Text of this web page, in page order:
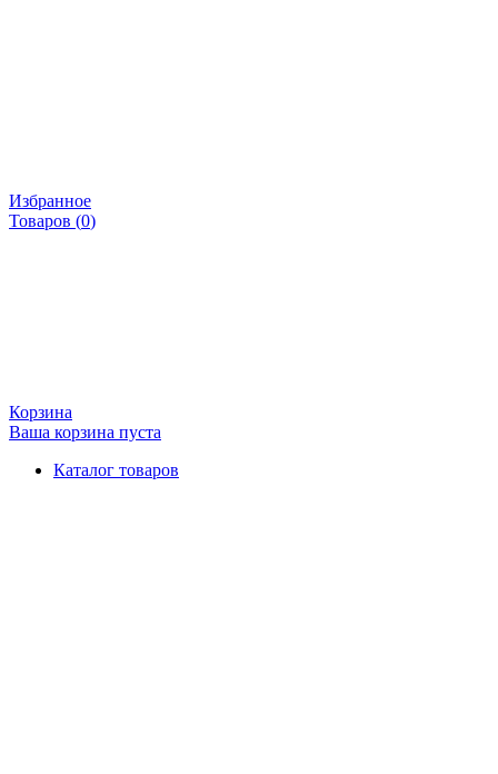
Избранное
Товаров (0)
Корзина
Ваша корзина пуста
Каталог товаров